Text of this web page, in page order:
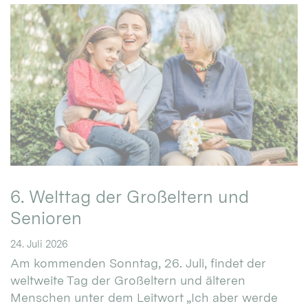
6. Welttag der Großeltern und
Senioren
24. Juli 2026
Am kommenden Sonntag, 26. Juli, findet der
weltweite Tag der Großeltern und älteren
Menschen unter dem Leitwort „Ich aber werde